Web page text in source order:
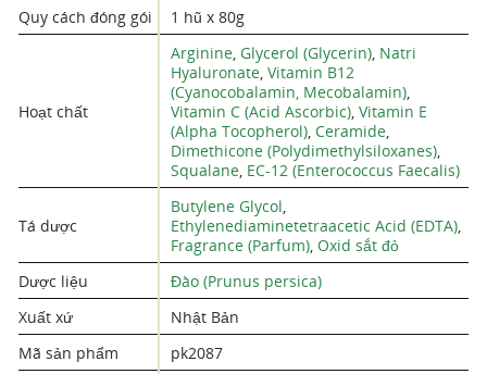
Quy cách đóng gói
1 hũ x 80g
Hoạt chất
Arginine, Glycerol (Glycerin), Natri
Hyaluronate, Vitamin B12
(Cyanocobalamin, Mecobalamin),
Vitamin C (Acid Ascorbic), Vitamin E
(Alpha Tocopherol), Ceramide,
Dimethicone (Polydimethylsiloxanes),
Squalane, EC-12 (Enterococcus Faecalis)
Tá dược
Butylene Glycol,
Ethylenediaminetetraacetic Acid (EDTA),
Fragrance (Parfum), Oxid sắt đỏ
Dược liệu
Đào (Prunus persica)
Xuất xứ
Nhật Bản
Mã sản phẩm
pk2087